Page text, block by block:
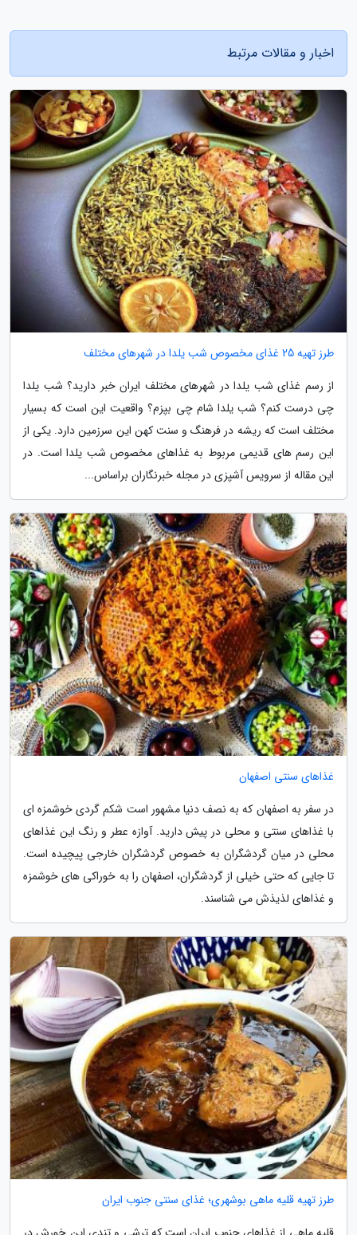
اخبار و مقالات مرتبط
طرز تهیه 25 غذای مخصوص شب یلدا در شهرهای مختلف
از رسم غذای شب یلدا در شهرهای مختلف ایران خبر دارید؟ شب یلدا
چی درست کنم؟ شب یلدا شام چی بپزم؟ واقعیت این است که بسیار
مختلف است که ریشه در فرهنگ و سنت کهن این سرزمین دارد. یکی از
این رسم های قدیمی مربوط به غذاهای مخصوص شب یلدا است. در
این مقاله از سرویس آشپزی در مجله خبرنگاران براساس...
غذاهای سنتی اصفهان
در سفر به اصفهان که به نصف دنیا مشهور است شکم گردی خوشمزه ای
با غذاهای سنتی و محلی در پیش دارید. آوازه عطر و رنگ این غذاهای
محلی در میان گردشگران به خصوص گردشگران خارجی پیچیده است.
تا جایی که حتی خیلی از گردشگران، اصفهان را به خوراکی های خوشمزه
و غذاهای لذیذش می شناسند.
طرز تهیه قلیه ماهی بوشهری؛ غذای سنتی جنوب ایران